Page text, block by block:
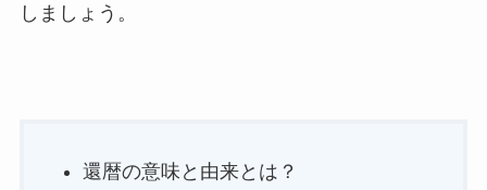
しましょう。
還暦の意味と由来とは？